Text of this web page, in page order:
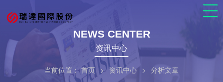
NEWS CENTER
资讯中心
当前位置：首页 > 资讯中心 > 分析文章